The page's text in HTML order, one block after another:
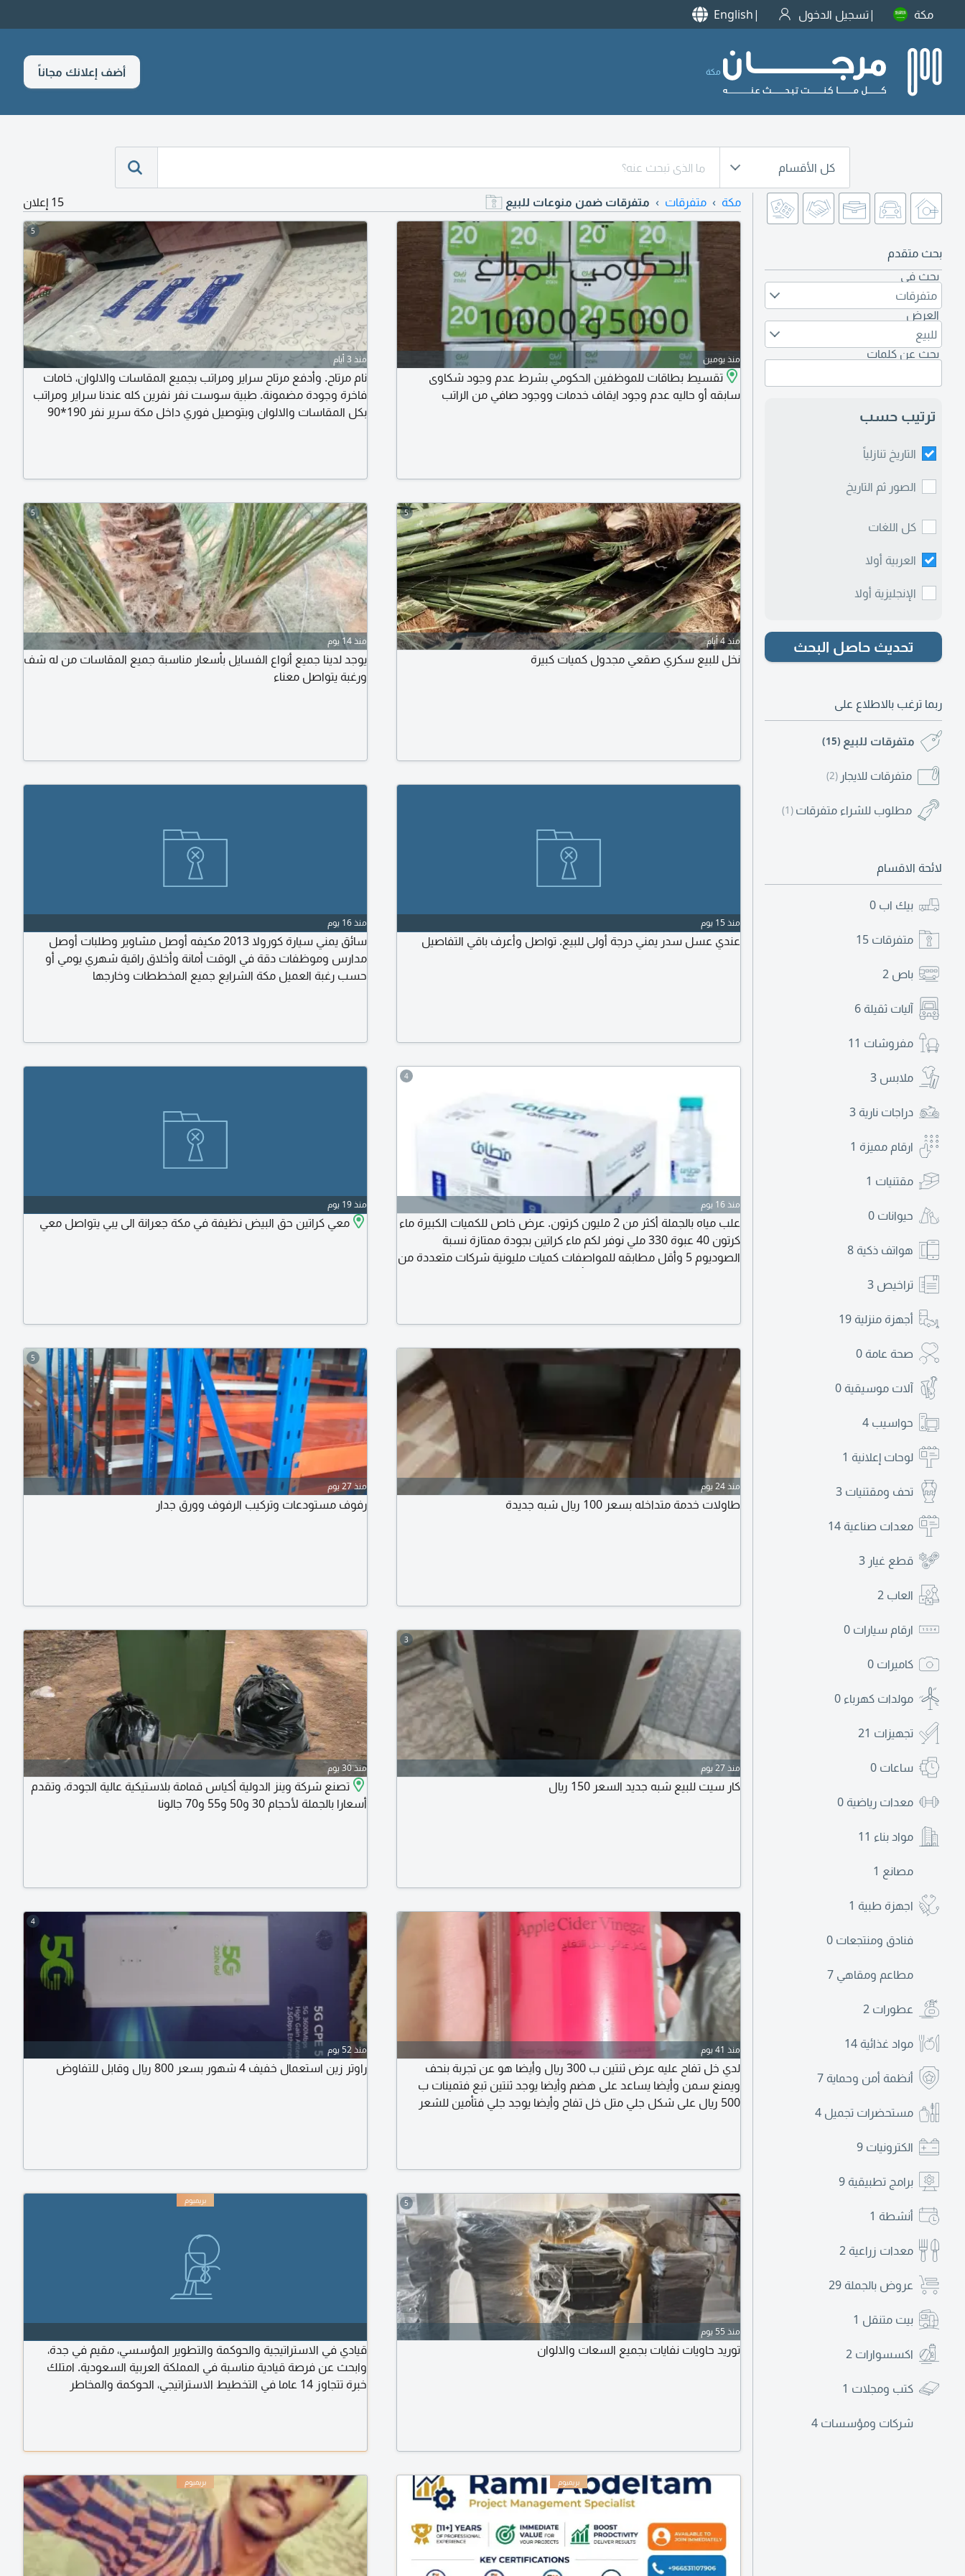
مكة تسجيل الدخول English
مكة أضف إعلانك مجاناً
كل الأقسام
بحث متقدم
بحث في
متفرقات
العرض
للبيع
بحث عن كلمات
ترتيب حسب
التاريخ تنازلياً
الصور ثم التاريخ
كل اللغات
العربية أولا
الإنجليزية أولا
تحديث حاصل البحث
ربما ترغب بالاطلاع على
متفرقات للبيع (15)
متفرقات للايجار (2)
مطلوب للشراء متفرقات (1)
لائحة الاقسام
بيك اب 0
متفرقات 15
باص 2
آليات ثقيلة 6
مفروشات 11
ملابس 3
دراجات نارية 3
ارقام مميزة 1
مقتنيات 1
حيوانات 0
هواتف ذكية 8
تراخيص 3
أجهزة منزلية 19
صحة عامة 0
آلات موسيقية 0
حواسيب 4
لوحات إعلانية 1
تحف ومقتنيات 3
معدات صناعية 14
قطع غيار 3
العاب 2
ارقام سيارات 0
كاميرات 0
مولدات كهرباء 0
تجهيزات 21
ساعات 0
معدات رياضية 0
مواد بناء 11
مصانع 1
اجهزة طبية 1
فنادق ومنتجعات 0
مطاعم ومقاهي 7
عطورات 2
مواد غذائية 14
أنظمة أمن وحماية 7
مستحضرات تجميل 4
الكترونيات 9
برامج تطبيقية 9
أنشطة 1
معدات زراعية 2
عروض بالجملة 29
بيت متنقل 1
اكسسوارات 2
كتب ومجلات 1
شركات ومؤسسات 4
مكة متفرقات متفرقات ضمن منوعات للبيع 15 إعلان
منذ يومين
تقسيط بطاقات للموظفين الحكومي بشرط عدم وجود شكاوى
سابقه أو حاليه عدم وجود ايقاف خدمات ووجود صافي من الراتب
5
منذ 3 أيام
نام مرتاح. وأدفع مرتاح سراير ومراتب بجميع المقاسات والالوان، خامات
فاخرة وجودة مضمونة. طبية سوست نفر نفرين كله عندنا سراير ومراتب
بكل المقاسات والالوان وبتوصيل فوري داخل مكة سرير نفر 190*90
5
منذ 4 أيام
نخل للبيع سكري صقعي مجدول كميات كبيرة
5
منذ 14 يوم
يوجد لدينا جميع أنواع الفسايل بأسعار مناسبة جميع المقاسات من له شف
ورغبة يتواصل معناء
منذ 15 يوم
عندي عسل سدر يمني درجة أولى للبيع. تواصل وأعرف باقي التفاصيل
منذ 16 يوم
سائق يمني سيارة كورولا 2013 مكيفه أوصل مشاوير وطلبات أوصل
مدارس وموظفات دقة في الوقت أمانة وأخلاق راقية شهري يومي أو
حسب رغبة العميل مكة الشرايع جميع المخططات وخارجها
4
منذ 16 يوم
علب مياه بالجملة أكثر من 2 مليون كرتون. عرض خاص للكميات الكبيرة ماء
كرتون 40 عبوة 330 ملي نوفر لكم ماء كراتين بجودة ممتازة نسبة
الصوديوم 5 وأقل مطابقه للمواصفات كميات مليونية شركات متعددة من
منذ 19 يوم
معي كراتين حق البيض نظيفة في مكة جعرانة الى يبي يتواصل معي
منذ 24 يوم
طاولات خدمة متداخله بسعر 100 ريال شبه جديدة
5
منذ 27 يوم
رفوف مستودعات وتركيب الرفوف وورق جدار
3
منذ 27 يوم
كار سيت للبيع شبه جديد السعر 150 ريال
منذ 30 يوم
تصنع شركة وينز الدولية أكياس قمامة بلاستيكية عالية الجودة، وتقدم
أسعارا بالجملة لأحجام 30 و50 و55 و70 جالونا
منذ 41 يوم
لدي خل تفاح عليه عرض ثنتين ب 300 ريال وأيضا هو عن تجربة بنحف
ويمنع سمن وأيضا يساعد على هضم وأيضا يوجد ثنتين تبع فتمينات ب
500 ريال على شكل جلي متل خل تفاح وأيضا يوجد جلي فتأمين للشعر
4
منذ 52 يوم
راوتر زين استعمال خفيف 4 شهور بسعر 800 ريال وقابل للتفاوض
5
منذ 55 يوم
توريد حاويات نفايات بجميع السعات والالوان
قيادي في الاستراتيجية والحوكمة والتطوير المؤسسي، مقيم في جدة،
وابحث عن فرصة قيادية مناسبة في المملكة العربية السعودية. امتلك
خبرة تتجاوز 14 عاما في التخطيط الاستراتيجي، الحوكمة والمخاطر
المؤسسي والحوكمة لمجموعة